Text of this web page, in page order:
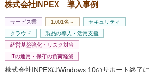
株式会社INPEX 導入事例
サービス業 1,001名～
セキュリティ
クラウド
製品の導入・活用支援
経営基盤強化・リスク対策
ITの運用・保守の負荷軽減
株式会社INPEXはWindows 10のサポート終了に